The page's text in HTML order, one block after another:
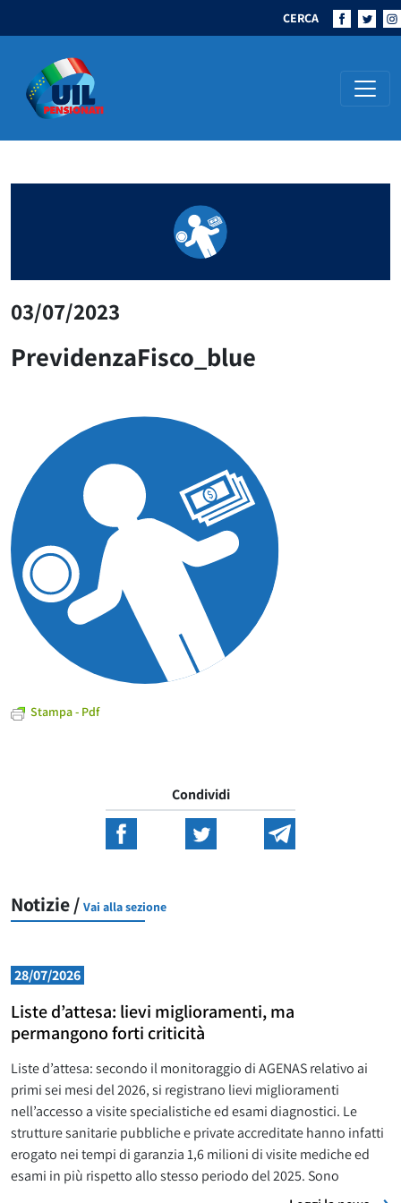
CERCA
Navigazione principale
03/07/2023
PrevidenzaFisco_blue
Stampa - Pdf
Condividi
Notizie / Vai alla sezione
28/07/2026
Liste d’attesa: lievi miglioramenti, ma
permangono forti criticità
Liste d’attesa: secondo il monitoraggio di AGENAS relativo ai
primi sei mesi del 2026, si registrano lievi miglioramenti
nell’accesso a visite specialistiche ed esami diagnostici. Le
strutture sanitarie pubbliche e private accreditate hanno infatti
erogato nei tempi di garanzia 1,6 milioni di visite mediche ed
esami in più rispetto allo stesso periodo del 2025. Sono